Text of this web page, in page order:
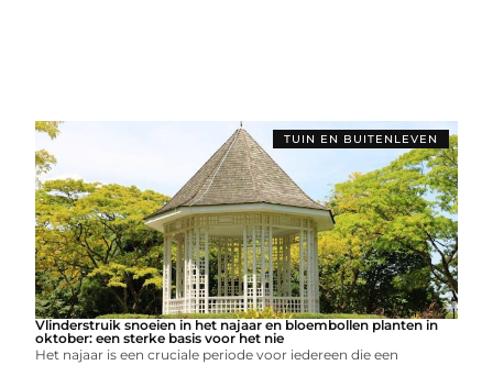
TUIN EN BUITENLEVEN
Vlinderstruik snoeien in het najaar en bloembollen planten in
oktober: een sterke basis voor het nie
Het najaar is een cruciale periode voor iedereen die een